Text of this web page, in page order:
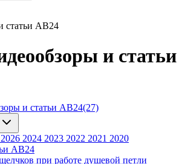
статьи АВ24
и статьи
и статьи АВ24(27)
2026 2024 2023 2022 2021 2020
АВ24